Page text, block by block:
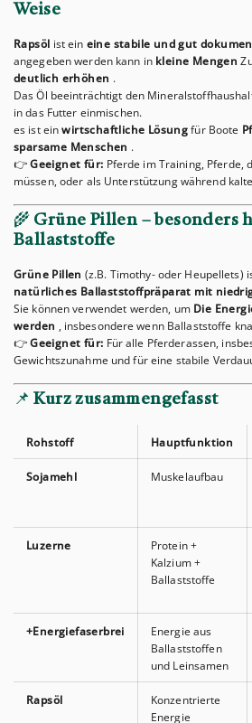
Weise
Rapsöl ist ein eine stabile und gut
angegeben werden kann in kleine Mengen
deutlich erhöhen .
Das Öl beeinträchtigt den
in das Futter einmischen.
es ist einwirtschaftliche Lösungfür Boote
sparsame Menschen .
👉Geeignet für: Pferde im Training, Pferde,
müssen, oder als Unterstützung während
🌾 Grüne Pillen – besonders
Ballaststoffe
Grüne Pillen (z.B. Timothy- oder Heupellets)
natürliches Ballaststoffpräparat mit
Sie können verwendet werden, um Die
werden , insbesondere wenn Ballaststoffe
👉Geeignet für: Für alle Pferderassen,
Gewichtszunahme und für eine stabile
📌 Kurz zusammengefasst
Rohstoff Hauptfunktion
Sojamehl Muskelaufbau
Luzerne
Protein +
Kalzium +
Ballaststoffe
+Energiefaserbrei
Energie aus
Ballaststoffen
und Leinsamen
Rapsöl
Konzentrierte
Energie